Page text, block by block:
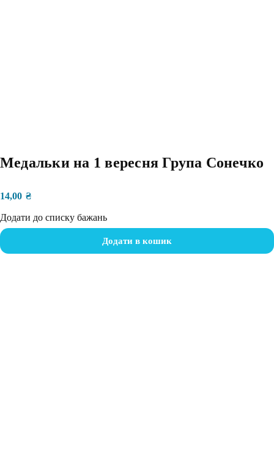
Медальки на 1 вересня Група Сонечко
14,00 ₴
Додати до списку бажань
Додати в кошик